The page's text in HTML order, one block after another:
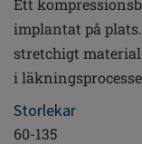
Ett
implantat på
stretchigt
i
Storlekar
60-135